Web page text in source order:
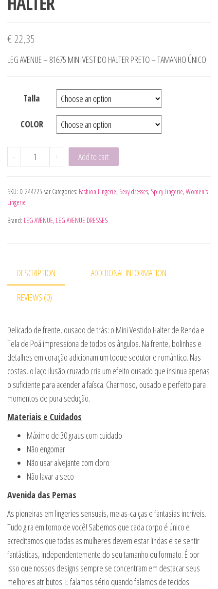
€22,35
LEG AVENUE – 81675 MINI VESTIDO HALTER PRETO – TAMANHO ÚNICO
Talla
COLOR
- LEG AVENUE - MINI VESTIDO HALTER quantity
+ Add to cart
SKU: D-244725-var Categories: Fashion Lingerie, Sexy dresses, Spicy Lingerie, Women's
Lingerie
Brand: LEG AVENUE, LEG AVENUE DRESSES
DESCRIPTION ADDITIONAL INFORMATION
REVIEWS (0)
Delicado de frente, ousado de trás: o Mini Vestido Halter de Renda e
Tela de Poá impressiona de todos os ângulos. Na frente, bolinhas e
detalhes em coração adicionam um toque sedutor e romântico. Nas
costas, o laço ilusão cruzado cria um efeito ousado que insinua apenas
o suficiente para acender a faísca. Charmoso, ousado e perfeito para
momentos de pura sedução.
Materiais e Cuidados
Máximo de 30 graus com cuidado
Não engomar
Não usar alvejante com cloro
Não lavar a seco
Avenida das Pernas
As pioneiras em lingeries sensuais, meias-calças e fantasias incríveis.
Tudo gira em torno de você! Sabemos que cada corpo é único e
acreditamos que todas as mulheres devem estar lindas e se sentir
fantásticas, independentemente do seu tamanho ou formato. É por
isso que nossos designs sempre se concentram em destacar seus
melhores atributos. E falamos sério quando falamos de tecidos